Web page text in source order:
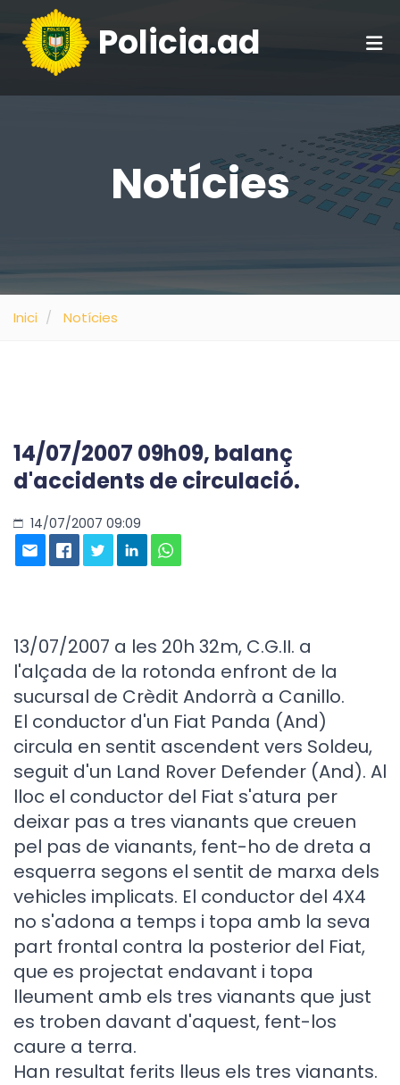
Policia.ad
Notícies
Inici Notícies
14/07/2007 09h09, balanç
d'accidents de circulació.
14/07/2007 09:09
13/07/2007 a les 20h 32m, C.G.II. a
l'alçada de la rotonda enfront de la
sucursal de Crèdit Andorrà a Canillo.
El conductor d'un Fiat Panda (And)
circula en sentit ascendent vers Soldeu,
seguit d'un Land Rover Defender (And). Al
lloc el conductor del Fiat s'atura per
deixar pas a tres vianants que creuen
pel pas de vianants, fent-ho de dreta a
esquerra segons el sentit de marxa dels
vehicles implicats. El conductor del 4X4
no s'adona a temps i topa amb la seva
part frontal contra la posterior del Fiat,
que es projectat endavant i topa
lleument amb els tres vianants que just
es troben davant d'aquest, fent-los
caure a terra.
Han resultat ferits lleus els tres vianants.